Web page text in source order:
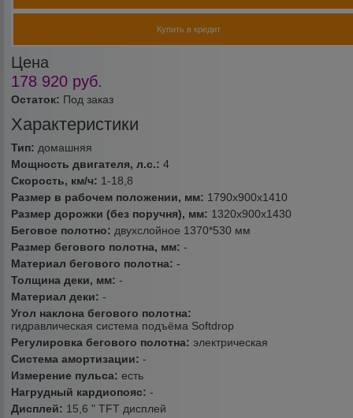
Остаток: Под заказ
Характеристики
Тип: домашняя
Мощность двигателя, л.с.:4
Скорость, км/ч: 1-18,8
Размер в рабочем положении, мм: 1790х900х1410
Размер дорожки (без поручня), мм: 1320х900х1430
Беговое полотно: двухслойное 1370*530 мм
Размер бегового полотна, мм:-
Материал бегового полотна:-
Толщина деки, мм:-
Материал деки:-
Угол наклона бегового полотна:
гидравлическая система подъёма Softdrop
Регулировка бегового полотна:электрическая
Система амортизации:-
Измерение пульса:есть
Нагрудный кардиопояс:-
Дисплей: 15,6 " TFT дисплей
Цена
178 920 руб.
Купить в кредит